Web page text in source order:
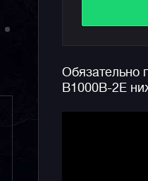
скальный
Под
тройной
Обязательно
B1000B-2E